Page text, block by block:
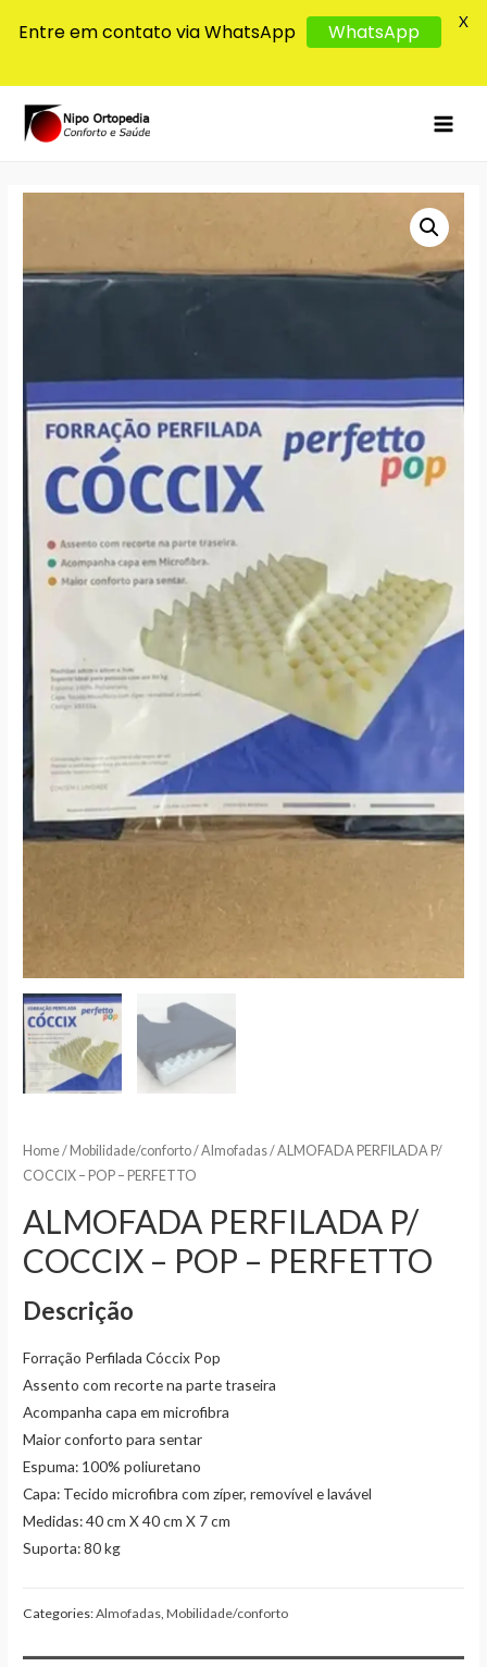
Home/Mobilidade/conforto/Almofadas/ ALMOFADA PERFILADA P/
COCCIX – POP – PERFETTO
ALMOFADA PERFILADA P/
COCCIX – POP – PERFETTO
Descrição
Forração Perfilada Cóccix Pop
Assento com recorte na parte traseira
Acompanha capa em microfibra
Maior conforto para sentar
Espuma: 100% poliuretano
Capa: Tecido microfibra com zíper, removível e lavável
Medidas: 40 cm X 40 cm X 7 cm
Suporta: 80 kg
Categories:Almofadas,Mobilidade/conforto
Entre em contato via WhatsApp WhatsApp X